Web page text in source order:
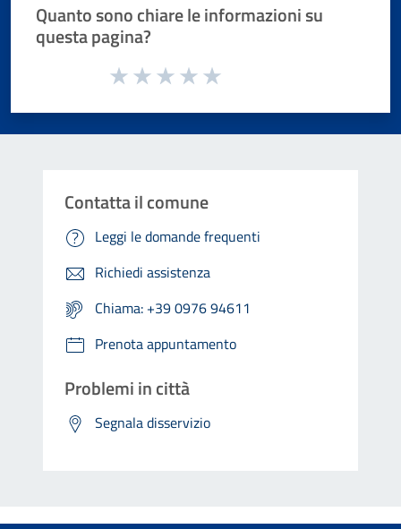
Quanto sono chiare le informazioni su
questa pagina?
Valuta da 1 a 5 stelle la pagina
Contatta il comune
Leggi le domande frequenti
Richiedi assistenza
Chiama: +39 0976 94611
Prenota appuntamento
Problemi in città
Segnala disservizio